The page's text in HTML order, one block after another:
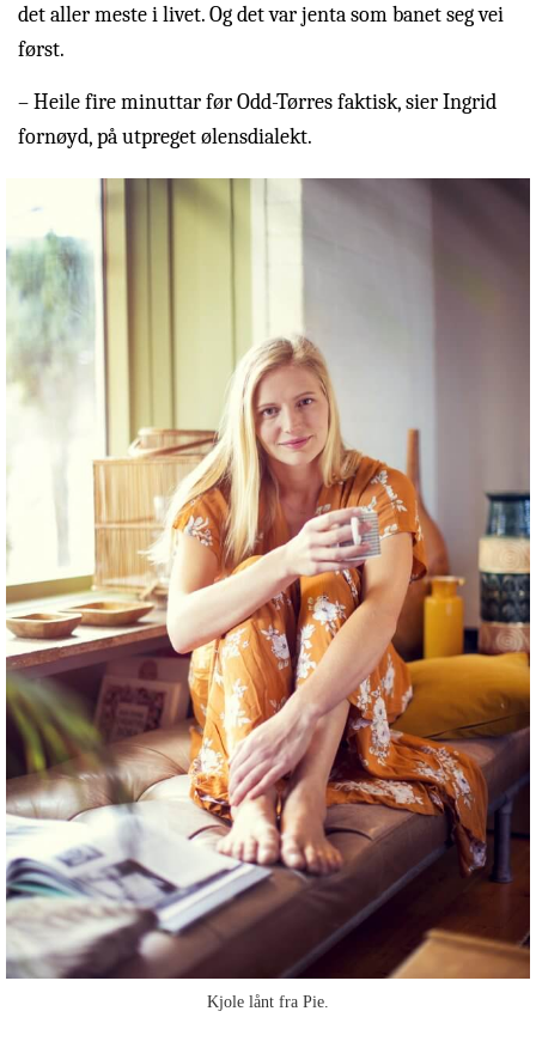
det aller meste i livet. Og det var jenta som banet seg vei
først.
– Heile fire minuttar før Odd-Tørres faktisk, sier Ingrid
fornøyd, på utpreget ølensdialekt.
Kjole lånt fra Pie.